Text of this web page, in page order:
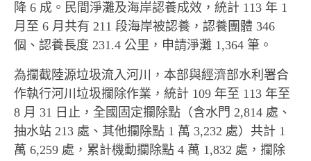
降 6 成。民間淨灘及海岸認養成效，統計 113 年 1
月至 6 月共有 211 段海岸被認養，認養團體 346
個、認養長度 231.4 公里，申請淨灘 1,364 筆。
為攔截陸源垃圾流入河川，本部與經濟部水利署合
作執行河川垃圾攔除作業，統計 109 年至 113 年至
8 月 31 日止，全國固定攔除點（含水門 2,814 處、
抽水站 213 處、其他攔除點 1 萬 3,232 處）共計 1
萬 6,259 處，累計機動攔除點 4 萬 1,832 處，攔除